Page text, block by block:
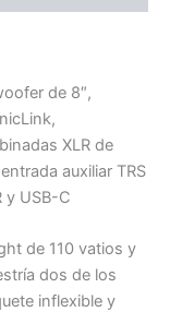
de 8″,
XLR de
auxiliar TRS
y USB-C
de 110 vatios y
dos de los
inflexible y